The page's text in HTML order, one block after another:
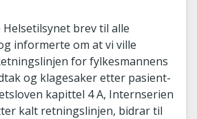
Helsetilsynet brev til alle
informerte om at vi ville
for fylkesmannens
og klagesaker etter pasient-
kapittel 4 A, Internserien
kalt retningslinjen, bidrar til